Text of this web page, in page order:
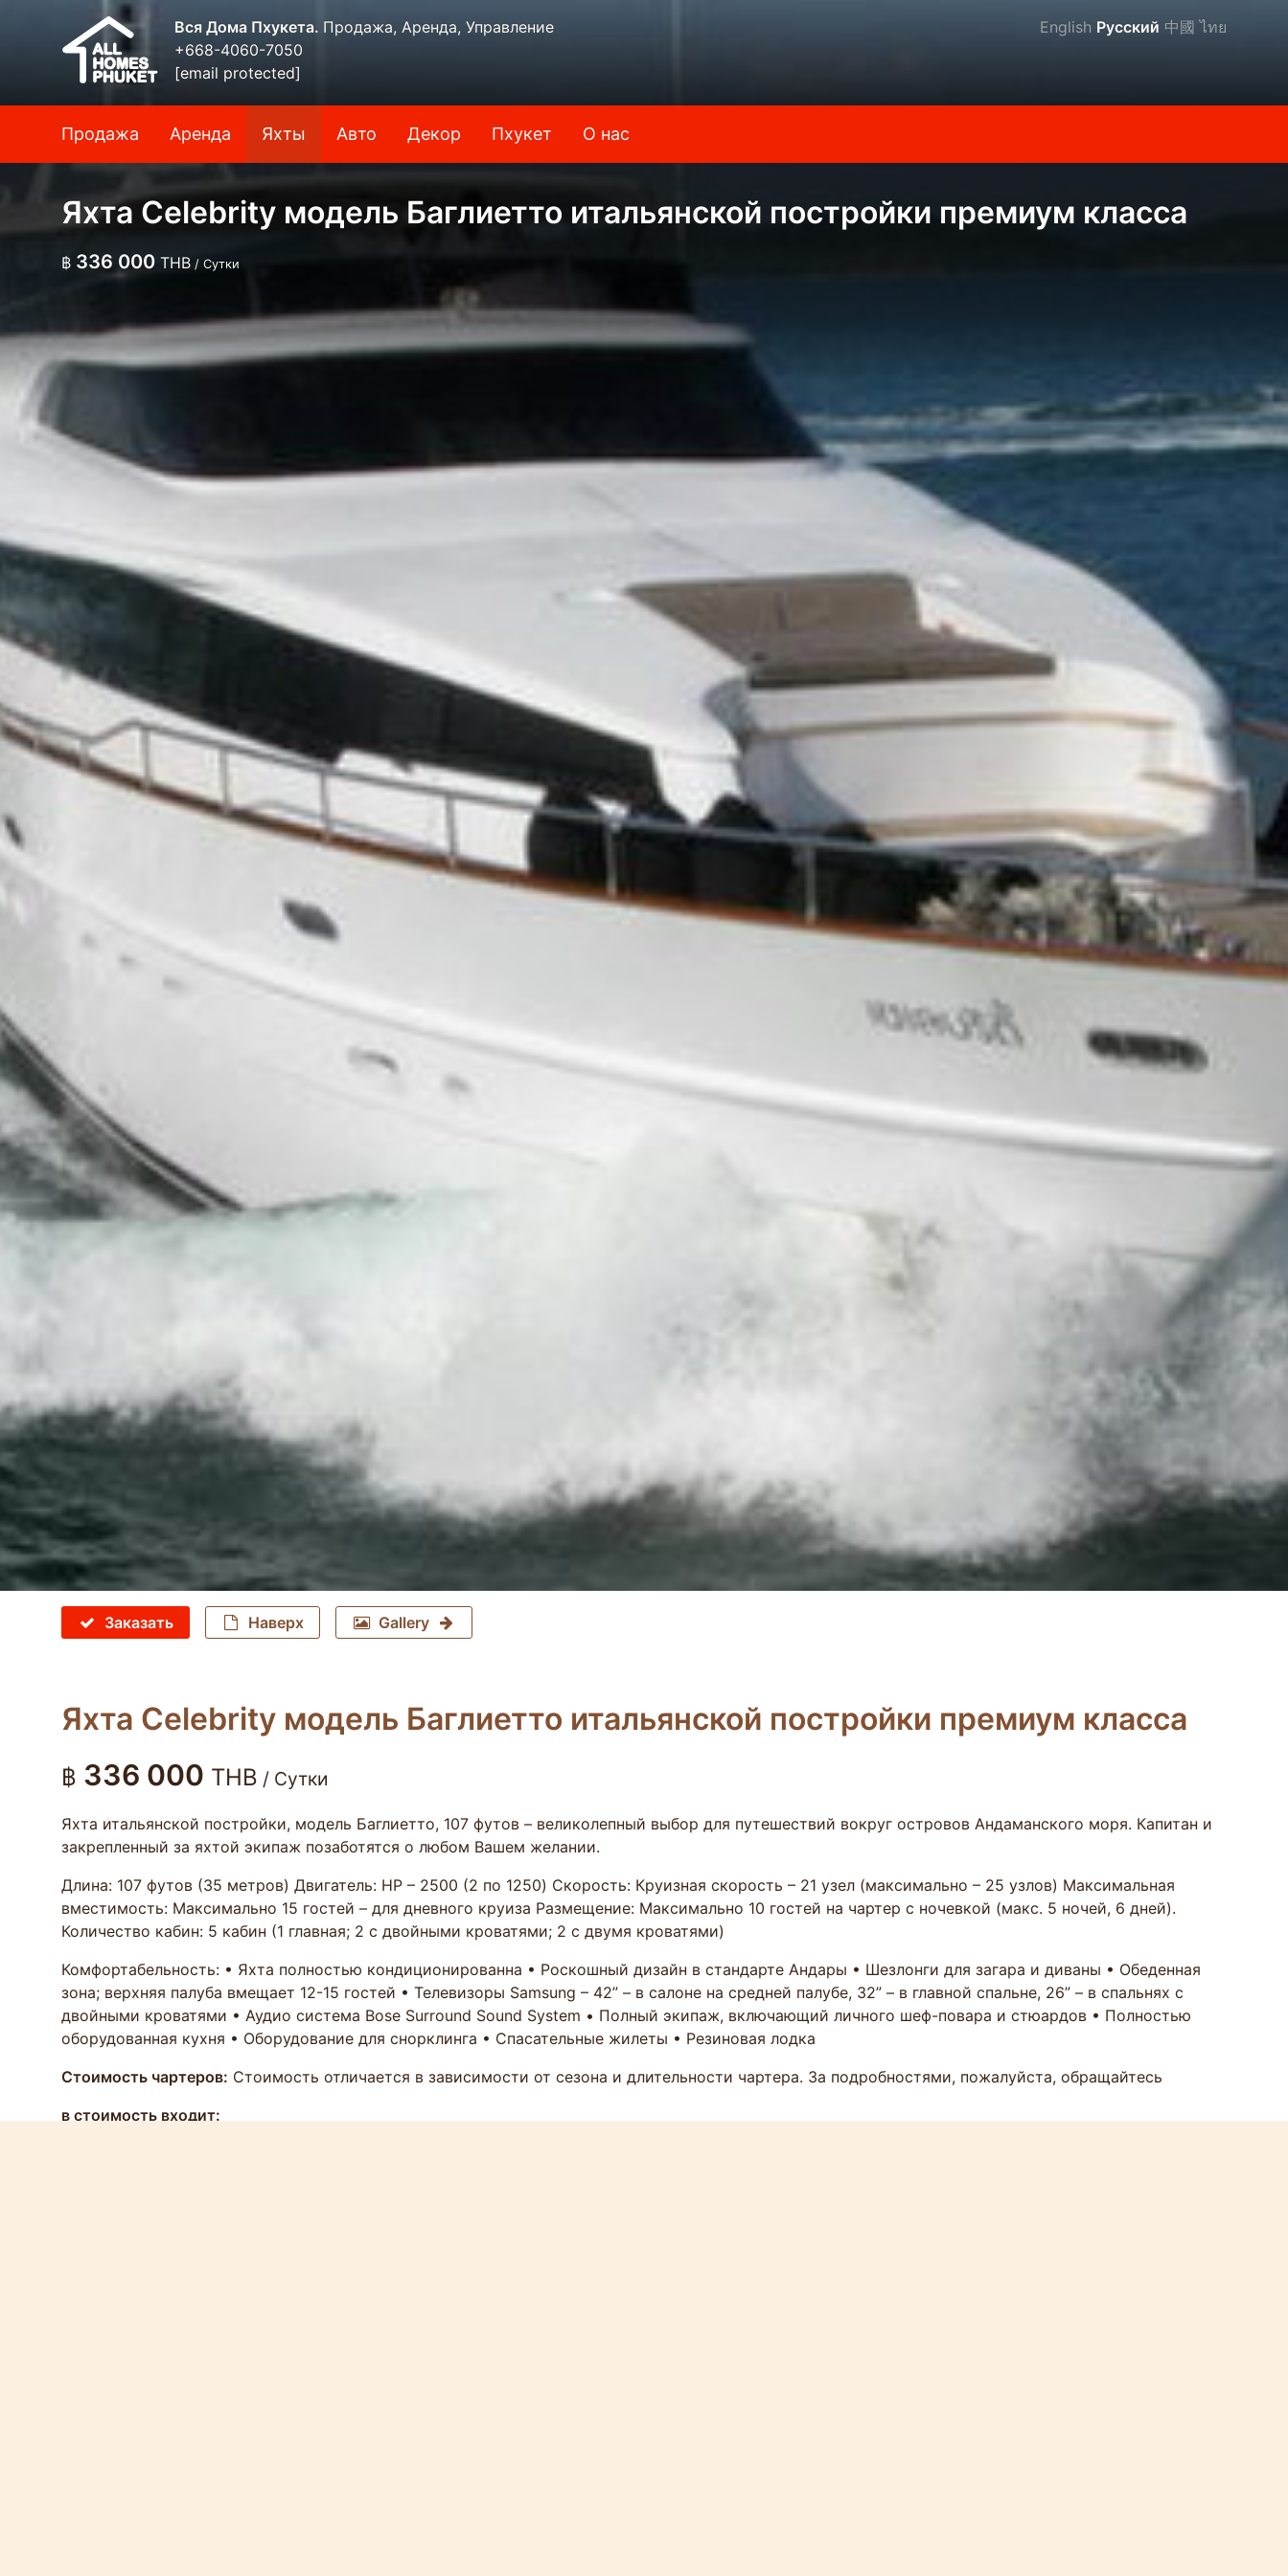
Вся Дома Пхукета. Продажа, Аренда, Управление
+668-4060-7050
[email protected]
English Русский 中國 ไทย
Продажа Аренда Яхты Авто Декор Пхукет О нас
Яхта Celebrity модель Баглиетто итальянской постройки премиум класса
฿ 336 000 THB / Сутки
Заказать Наверх Gallery
Яхта Celebrity модель Баглиетто итальянской постройки премиум класса
฿ 336 000 THB / Сутки
Яхта итальянской постройки, модель Баглиетто, 107 футов – великолепный выбор для путешествий вокруг островов Андаманского моря. Капитан и
закрепленный за яхтой экипаж позаботятся о любом Вашем желании.
Длина: 107 футов (35 метров) Двигатель: HP – 2500 (2 по 1250) Скорость: Круизная скорость – 21 узел (максимально – 25 узлов) Максимальная
вместимость: Максимально 15 гостей – для дневного круиза Размещение: Максимально 10 гостей на чартер с ночевкой (макс. 5 ночей, 6 дней).
Количество кабин: 5 кабин (1 главная; 2 с двойными кроватями; 2 с двумя кроватями)
Комфортабельность: • Яхта полностью кондиционированна • Роскошный дизайн в стандарте Андары • Шезлонги для загара и диваны • Обеденная
зона; верхняя палуба вмещает 12-15 гостей • Телевизоры Samsung – 42” – в салоне на средней палубе, 32” – в главной спальне, 26” – в спальнях с
двойными кроватями • Аудио система Bose Surround Sound System • Полный экипаж, включающий личного шеф-повара и стюардов • Полностью
оборудованная кухня • Оборудование для снорклинга • Спасательные жилеты • Резиновая лодка
Стоимость чартеров: Стоимость отличается в зависимости от сезона и длительности чартера. За подробностями, пожалуйста, обращайтесь
в стоимость входит: